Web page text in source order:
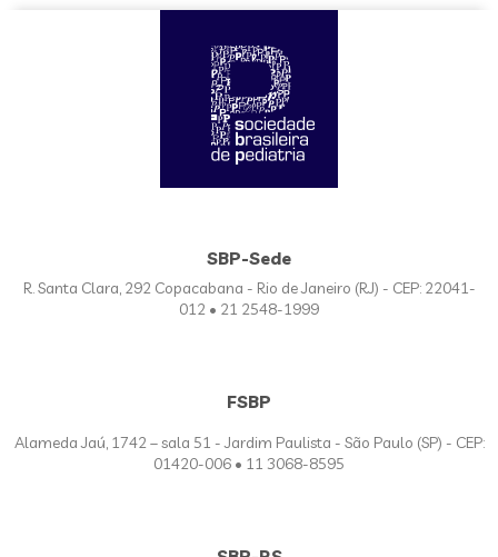
SBP-Sede
R. Santa Clara, 292 Copacabana - Rio de Janeiro (RJ) - CEP: 22041-
012 • 21 2548-1999
FSBP
Alameda Jaú, 1742 – sala 51 - Jardim Paulista - São Paulo (SP) - CEP:
01420-006 • 11 3068-8595